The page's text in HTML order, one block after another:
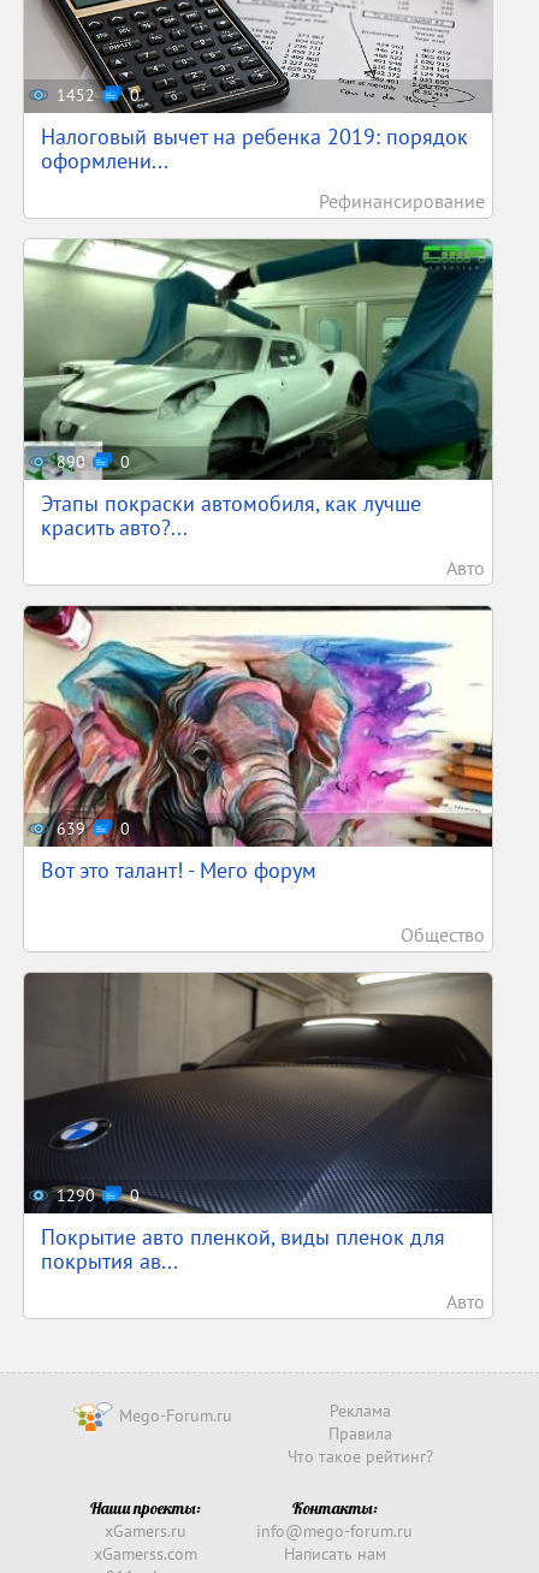
1452 0
Налоговый вычет на ребенка 2019: порядок
оформлени...
Рефинансирование
890 0
Этапы покраски автомобиля, как лучше
красить авто?...
Авто
639 0
Вот это талант! - Мего форум
Общество
1290 0
Покрытие авто пленкой, виды пленок для
покрытия ав...
Авто
Mego-Forum.ru
Реклама
Правила
Что такое рейтинг?
Наши проекты:
xGamers.ru
xGamerss.com
Контакты:
info@mego-forum.ru
Написать нам